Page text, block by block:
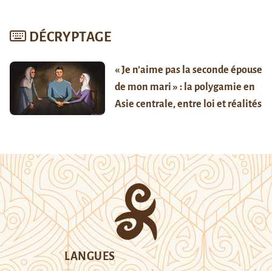
DÉCRYPTAGE
« Je n’aime pas la seconde épouse
de mon mari » : la polygamie en
Asie centrale, entre loi et réalités
LANGUES